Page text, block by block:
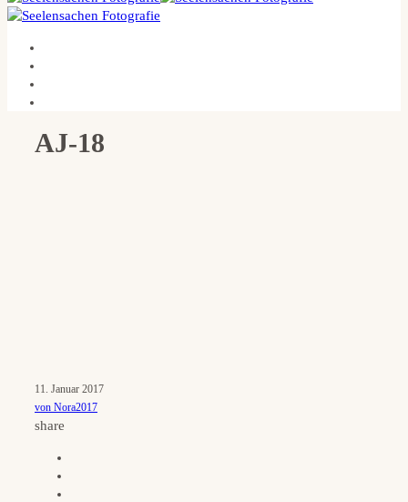
AJ-18
11. Januar 2017
von Nora2017
share